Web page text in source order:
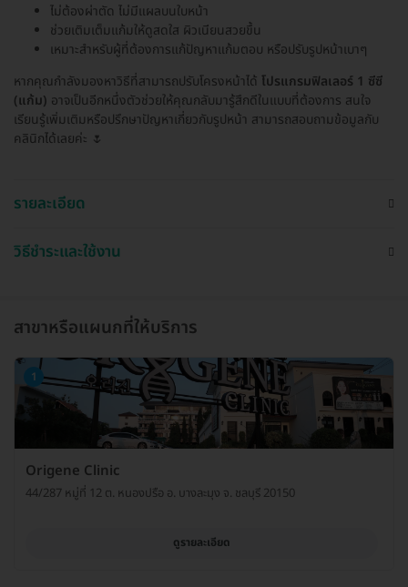
ไม่ต้องผ่าตัด ไม่มีแผลบนใบหน้า
ช่วยเติมเต็มแก้มให้ดูสดใส ผิวเนียนสวยขึ้น
เหมาะสำหรับผู้ที่ต้องการแก้ปัญหาแก้มตอบ หรือปรับรูปหน้าเบาๆ
หากคุณกำลังมองหาวิธีที่สามารถปรับโครงหน้าได้ โปรแกรมฟิลเลอร์ 1 ซีซี
(แก้ม) อาจเป็นอีกหนึ่งตัวช่วยให้คุณกลับมารู้สึกดีในแบบที่ต้องการ สนใจ
เรียนรู้เพิ่มเติมหรือปรึกษาปัญหาเกี่ยวกับรูปหน้า สามารถสอบถามข้อมูลกับ
คลินิกได้เลยค่ะ 🌷
รายละเอียด
วิธีชำระและใช้งาน
สาขาหรือแผนกที่ให้บริการ
1
Origene Clinic
44/287 หมู่ที่ 12 ต. หนองปรือ อ. บางละมุง จ. ชลบุรี 20150
ดูรายละเอียด